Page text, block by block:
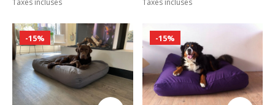
Taxes incluses Taxes incluses
-15% -15%